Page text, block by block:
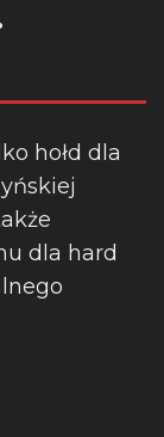
hołd dla
dla hard